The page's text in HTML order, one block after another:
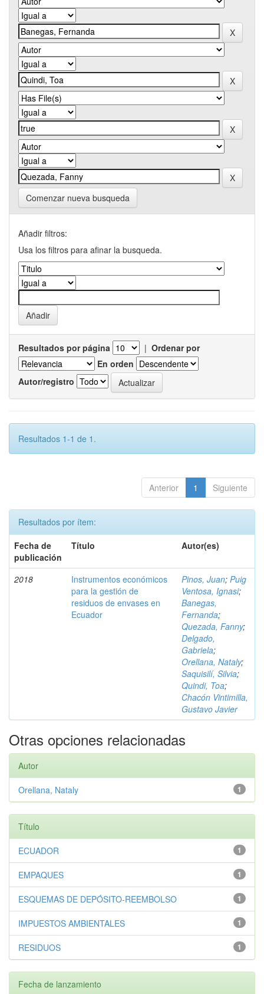
Comenzar nueva busqueda
Añadir filtros:
Usa los filtros para afinar la busqueda.
Resultados por página | Ordenar por
En orden
Autor/registro
Resultados 1-1 de 1.
Anterior 1 Siguiente
Resultados por ítem:
Fecha de
publicación
Título Autor(es)
2018
Instrumentos económicos
para la gestión de
residuos de envases en
Ecuador
Pinos, Juan; Puig
Ventosa, Ignasi;
Banegas,
Fernanda;
Quezada, Fanny;
Delgado,
Gabriela;
Orellana, Nataly;
Saquisilí, Silvia;
Quindi, Toa;
Chacón Vintimilla,
Gustavo Javier
Otras opciones relacionadas
Autor
1
Orellana, Nataly
Título
1
ECUADOR
1
EMPAQUES
1
ESQUEMAS DE DEPÓSITO-REEMBOLSO
1
IMPUESTOS AMBIENTALES
1
RESIDUOS
Fecha de lanzamiento